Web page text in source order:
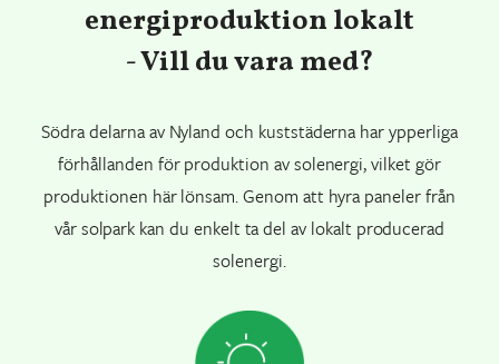
energiproduktion lokalt
- Vill du vara med?
Södra delarna av Nyland och kuststäderna har ypperliga
förhållanden för produktion av solenergi, vilket gör
produktionen här lönsam. Genom att hyra paneler från
vår solpark kan du enkelt ta del av lokalt producerad
solenergi.